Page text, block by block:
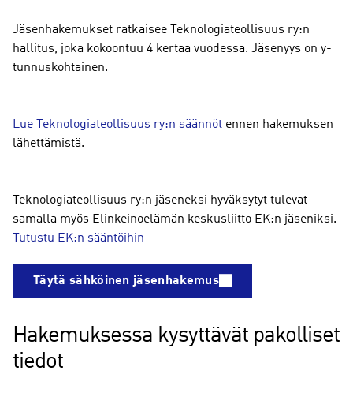
Jäsenhakemukset ratkaisee Teknologiateollisuus ry:n
hallitus, joka kokoontuu 4 kertaa vuodessa. Jäsenyys on y-
tunnuskohtainen.
Lue Teknologiateollisuus ry:n säännöt ennen hakemuksen
lähettämistä.
Teknologiateollisuus ry:n jäseneksi hyväksytyt tulevat
samalla myös Elinkeinoelämän keskusliitto EK:n jäseniksi.
Tutustu EK:n sääntöihin
Täytä sähköinen jäsenhakemus
Hakemuksessa kysyttävät pakolliset
tiedot